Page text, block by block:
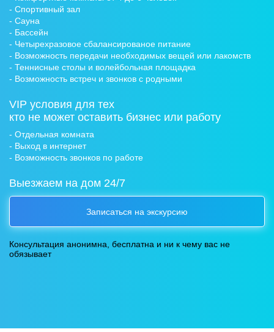
- Спортивный зал
- Сауна
- Бассейн
- Четырехразовое сбалансированое питание
- Возможность передачи необходимых вещей или лакомств
- Теннисные столы и волейбольная площадка
- Возможность встреч и звонков с родными
VIP условия для тех
кто не может оставить бизнес или работу
- Отдельная комната
- Выход в интернет
- Возможность звонков по работе
Выезжаем на дом 24/7
Записаться на экскурсию
Консультация анонимна, бесплатна и ни к чему вас не
обязывает